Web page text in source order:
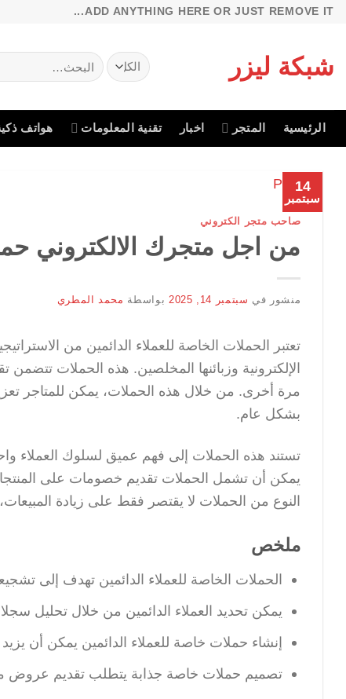
تخطي
ADD ANYTHING HERE OR JUST REMOVE IT...
شبكة ليزر
البحث
عن:
الرئيسية المتجر اخبار تقنية المعلومات هواتف
14
سبتمبر
صاحب متجر الكتروني
من اجل متجرك الالكتروني
منشور في سبتمبر 14, 2025 بواسطة محمد المطري
تعتبر الحملات الخاصة للعملاء الدائمين من
الإلكترونية وزبائنها المخلصين. هذه الحملات
مرة أخرى. من خلال هذه الحملات، يمكن للمتاجر
بشكل عام.
تستند هذه الحملات إلى فهم عميق لسلوك العملاء
يمكن أن تشمل الحملات تقديم خصومات على
النوع من الحملات لا يقتصر فقط على زيادة
ملخص
الحملات الخاصة للعملاء الدائمين تهدف إلى
يمكن تحديد العملاء الدائمين من خلال تحليل
إنشاء حملات خاصة للعملاء الدائمين يمكن أن
تصميم حملات خاصة جذابة يتطلب تقديم عروض